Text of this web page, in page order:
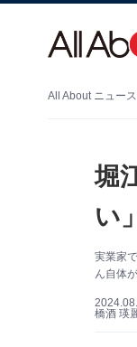
All About ニュース
堀
い
実業家
ん自体
橋酒 瑛